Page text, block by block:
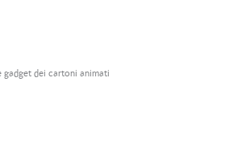
dei cartoni animati